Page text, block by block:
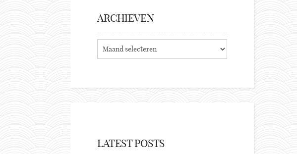
ARCHIEVEN
LATEST POSTS